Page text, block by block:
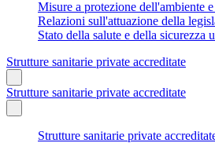
Misure a protezione dell'ambiente
Relazioni sull'attuazione della
Stato della salute e della sicurezza
Strutture sanitarie private accreditate
Strutture sanitarie private accreditate
Strutture sanitarie private